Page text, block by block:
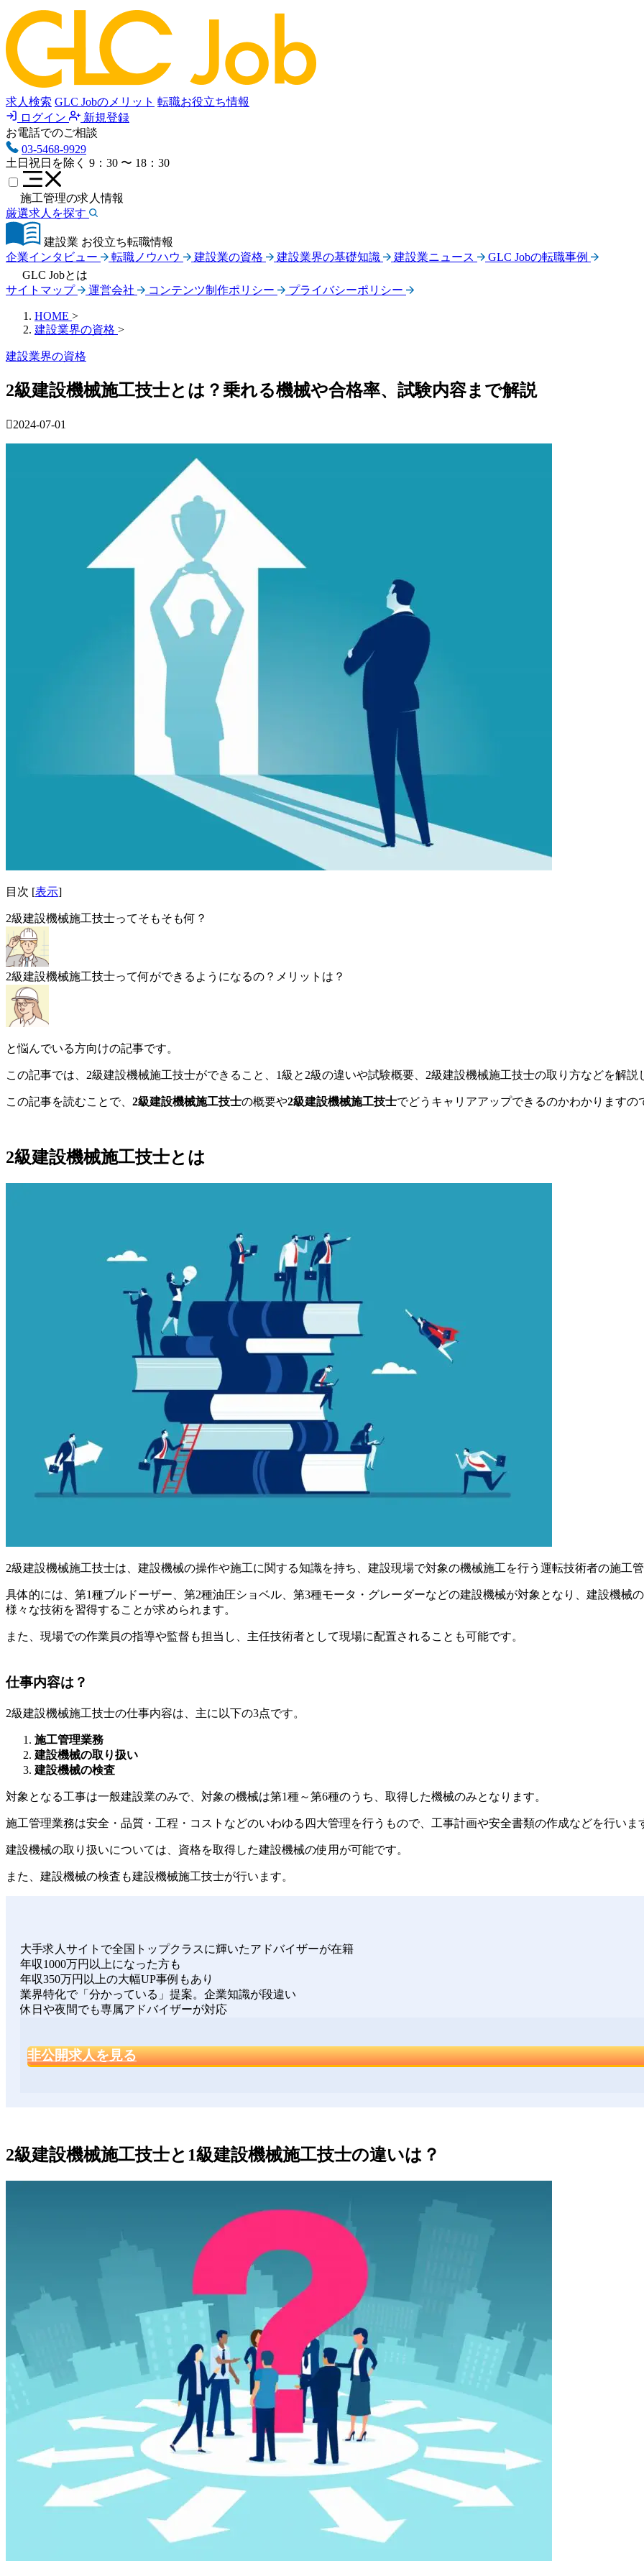
求人検索 GLC Jobのメリット 転職お役立ち情報
ログイン
新規登録
お電話でのご相談
03-5468-9929
土日祝日を除く 9：30 〜 18：30
施工管理の求人情報
厳選求人を探す
建設業 お役立ち転職情報
企業インタビュー
転職ノウハウ 建設業の資格 建設業界の基礎知識 建設業ニュース
GLC Jobの転職事例
GLC Jobとは
サイトマップ
運営会社 コンテンツ制作ポリシー プライバシーポリシー
HOME >
建設業界の資格 >
建設業界の資格
2級建設機械施工技士とは？乗れる機械や合格率、試験内容まで解説
2024-07-01
目次 [表示]
2級建設機械施工技士ってそもそも何？
2級建設機械施工技士って何ができるようになるの？メリットは？
と悩んでいる方向けの記事です。
この記事では、2級建設機械施工技士ができること、1級と2級の違いや試験概要、2級建設機械施工技士の取り方などを解説
この記事を読むことで、 2級建設機械施工技士の概要や2級建設機械施工技士でどうキャリアアップできるのかわかりますの
2級建設機械施工技士とは
2級建設機械施工技士は、建設機械の操作や施工に関する知識を持ち、 建設現場で対象の機械施工を行う運転技術者の施工
具体的には、第1種ブルドーザー、第2種油圧ショベル、第3種モータ・グレーダーなどの建設機械が対象となり、建設機械
様々な技術を習得することが求められます。
また、現場での作業員の指導や監督も担当し、主任技術者として現場に配置されることも可能です。
仕事内容は？
2級建設機械施工技士の仕事内容は、主に以下の3点です。
施工管理業務
建設機械の取り扱い
建設機械の検査
対象となる工事は一般建設業のみで、対象の機械は第1種～第6種のうち、取得した機械のみとなります。
施工管理業務は安全・品質・工程・コストなどのいわゆる四大管理を行うもので、工事計画や安全書類の作成などを行いま
建設機械の取り扱いについては、資格を取得した建設機械の使用が可能です。
また、建設機械の検査も建設機械施工技士が行います。
大手求人サイトで全国トップクラスに輝いたアドバイザーが在籍
年収1000万円以上になった方も
年収350万円以上の大幅UP事例もあり
業界特化で「分かっている」提案。企業知識が段違い
休日や夜間でも専属アドバイザーが対応
非公開求人を見る
2級建設機械施工技士と1級建設機械施工技士の違いは？